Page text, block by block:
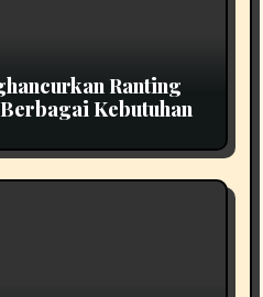
Ranting
Kebutuhan